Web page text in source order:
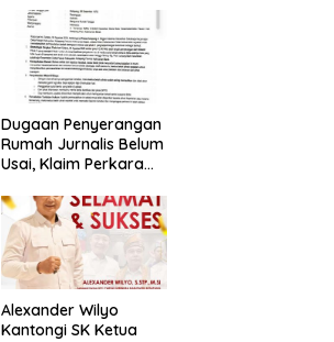
Dugaan Penyerangan
Rumah Jurnalis Belum
Usai, Klaim Perkara
Alexander Wilyo
Kantongi SK Ketua